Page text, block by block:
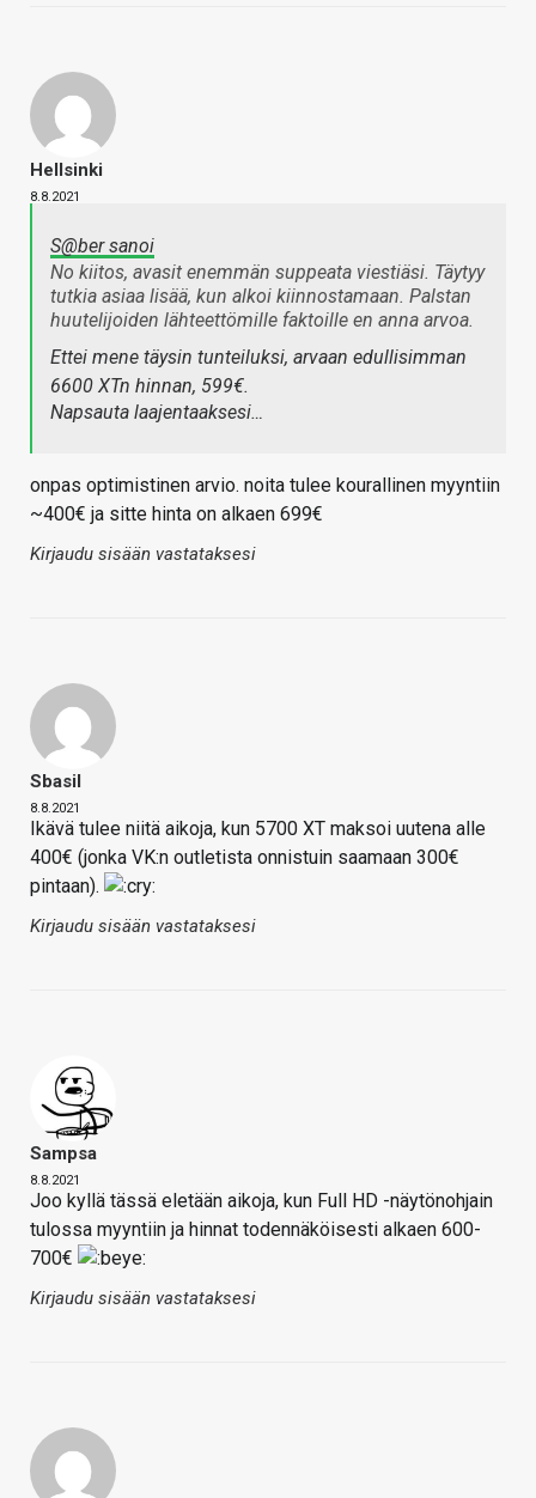
Hellsinki
8.8.2021
S@ber sanoi
No kiitos, avasit enemmän suppeata viestiäsi. Täytyy
tutkia asiaa lisää, kun alkoi kiinnostamaan. Palstan
huutelijoiden lähteettömille faktoille en anna arvoa.
Ettei mene täysin tunteiluksi, arvaan edullisimman
6600 XTn hinnan, 599€.
Napsauta laajentaaksesi…
onpas optimistinen arvio. noita tulee kourallinen myyntiin
~400€ ja sitte hinta on alkaen 699€
Kirjaudu sisään vastataksesi
Sbasil
8.8.2021
Ikävä tulee niitä aikoja, kun 5700 XT maksoi uutena alle
400€ (jonka VK:n outletista onnistuin saamaan 300€
pintaan).
Kirjaudu sisään vastataksesi
Sampsa
8.8.2021
Joo kyllä tässä eletään aikoja, kun Full HD -näytönohjain
tulossa myyntiin ja hinnat todennäköisesti alkaen 600-
700€
Kirjaudu sisään vastataksesi